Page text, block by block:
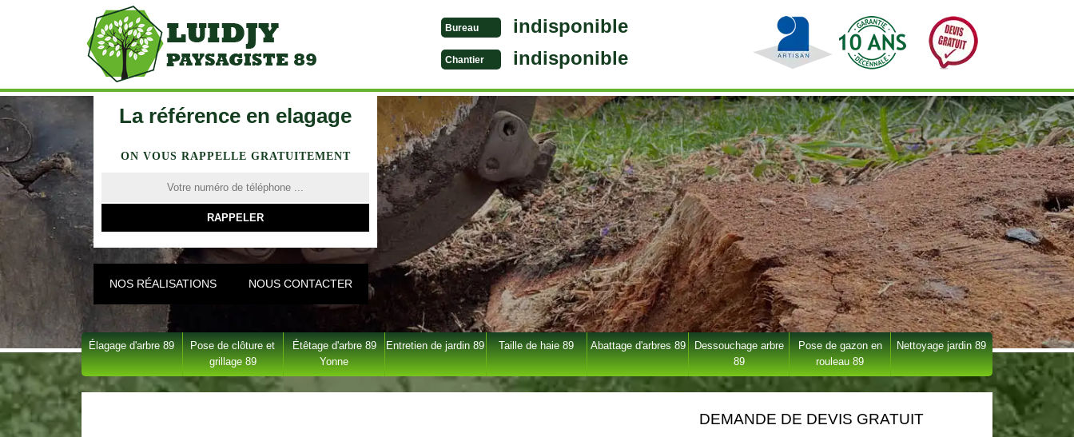
Bureau indisponible
Chantier indisponible
La référence en elagage
ON VOUS RAPPELLE GRATUITEMENT
NOS RÉALISATIONS NOUS CONTACTER
Élagage d'arbre 89
Pose de clôture et
grillage 89
Étêtage d'arbre 89
Yonne
Entretien de jardin 89 Taille de haie 89 Abattage d'arbres 89
Dessouchage arbre
89
Pose de gazon en
rouleau 89
Nettoyage jardin 89
DEMANDE DE DEVIS GRATUIT